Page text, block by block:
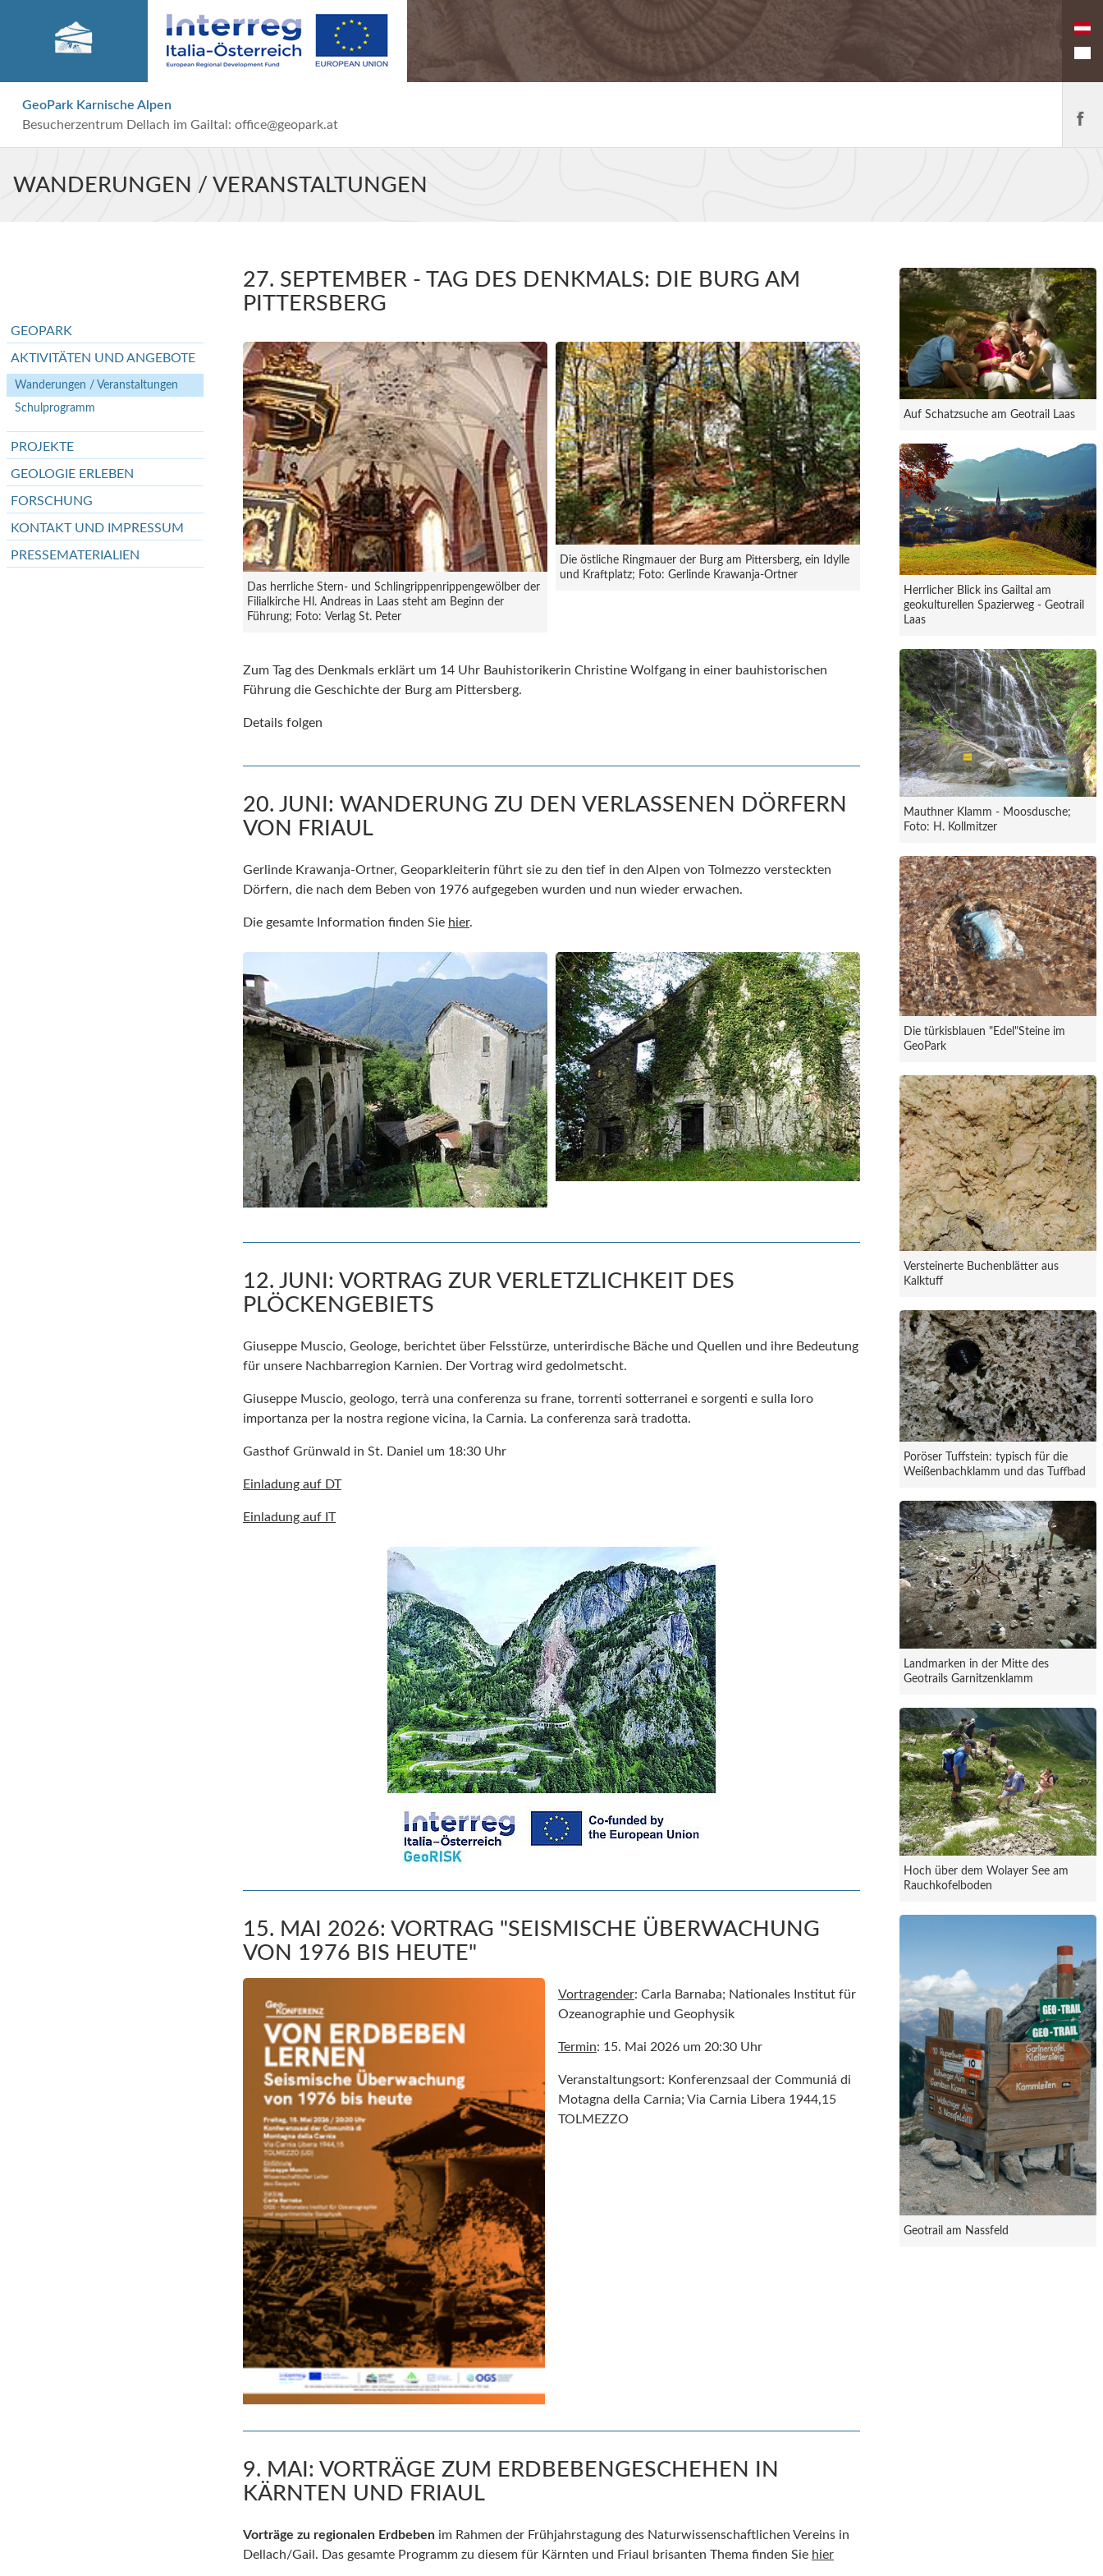
GeoPark Karnische Alpen
Besucherzentrum Dellach im Gailtal: office@geopark.at
WANDERUNGEN / VERANSTALTUNGEN
GEOPARK
AKTIVITÄTEN UND ANGEBOTE
Wanderungen / Veranstaltungen
Schulprogramm
PROJEKTE
GEOLOGIE ERLEBEN
FORSCHUNG
KONTAKT UND IMPRESSUM
PRESSEMATERIALIEN
27. SEPTEMBER - TAG DES DENKMALS: DIE BURG AM
PITTERSBERG
Das herrliche Stern- und Schlingrippenrippengewölber der
Filialkirche Hl. Andreas in Laas steht am Beginn der
Führung; Foto: Verlag St. Peter
Die östliche Ringmauer der Burg am Pittersberg, ein Idylle
und Kraftplatz; Foto: Gerlinde Krawanja-Ortner
Zum Tag des Denkmals erklärt um 14 Uhr Bauhistorikerin Christine Wolfgang in einer bauhistorischen
Führung die Geschichte der Burg am Pittersberg.
Details folgen
20. JUNI: WANDERUNG ZU DEN VERLASSENEN DÖRFERN
VON FRIAUL
Gerlinde Krawanja-Ortner, Geoparkleiterin führt sie zu den tief in den Alpen von Tolmezzo versteckten
Dörfern, die nach dem Beben von 1976 aufgegeben wurden und nun wieder erwachen.
Die gesamte Information finden Sie hier.
12. JUNI: VORTRAG ZUR VERLETZLICHKEIT DES
PLÖCKENGEBIETS
Giuseppe Muscio, Geologe, berichtet über Felsstürze, unterirdische Bäche und Quellen und ihre Bedeutung
für unsere Nachbarregion Karnien. Der Vortrag wird gedolmetscht.
Giuseppe Muscio, geologo, terrà una conferenza su frane, torrenti sotterranei e sorgenti e sulla loro
importanza per la nostra regione vicina, la Carnia. La conferenza sarà tradotta.
Gasthof Grünwald in St. Daniel um 18:30 Uhr
Einladung auf DT
Einladung auf IT
15. MAI 2026: VORTRAG "SEISMISCHE ÜBERWACHUNG
VON 1976 BIS HEUTE"
Vortragender: Carla Barnaba; Nationales Institut für
Ozeanographie und Geophysik
Termin: 15. Mai 2026 um 20:30 Uhr
Veranstaltungsort: Konferenzsaal der Communiá di
Motagna della Carnia; Via Carnia Libera 1944,15
TOLMEZZO
9. MAI: VORTRÄGE ZUM ERDBEBENGESCHEHEN IN
KÄRNTEN UND FRIAUL
Vorträge zu regionalen Erdbeben im Rahmen der Frühjahrstagung des Naturwissenschaftlichen Vereins in
Dellach/Gail. Das gesamte Programm zu diesem für Kärnten und Friaul brisanten Thema finden Sie hier
Auf Schatzsuche am Geotrail Laas
Herrlicher Blick ins Gailtal am
geokulturellen Spazierweg - Geotrail
Laas
Mauthner Klamm - Moosdusche;
Foto: H. Kollmitzer
Die türkisblauen "Edel"Steine im
GeoPark
Versteinerte Buchenblätter aus
Kalktuff
Poröser Tuffstein: typisch für die
Weißenbachklamm und das Tuffbad
Landmarken in der Mitte des
Geotrails Garnitzenklamm
Hoch über dem Wolayer See am
Rauchkofelboden
Geotrail am Nassfeld